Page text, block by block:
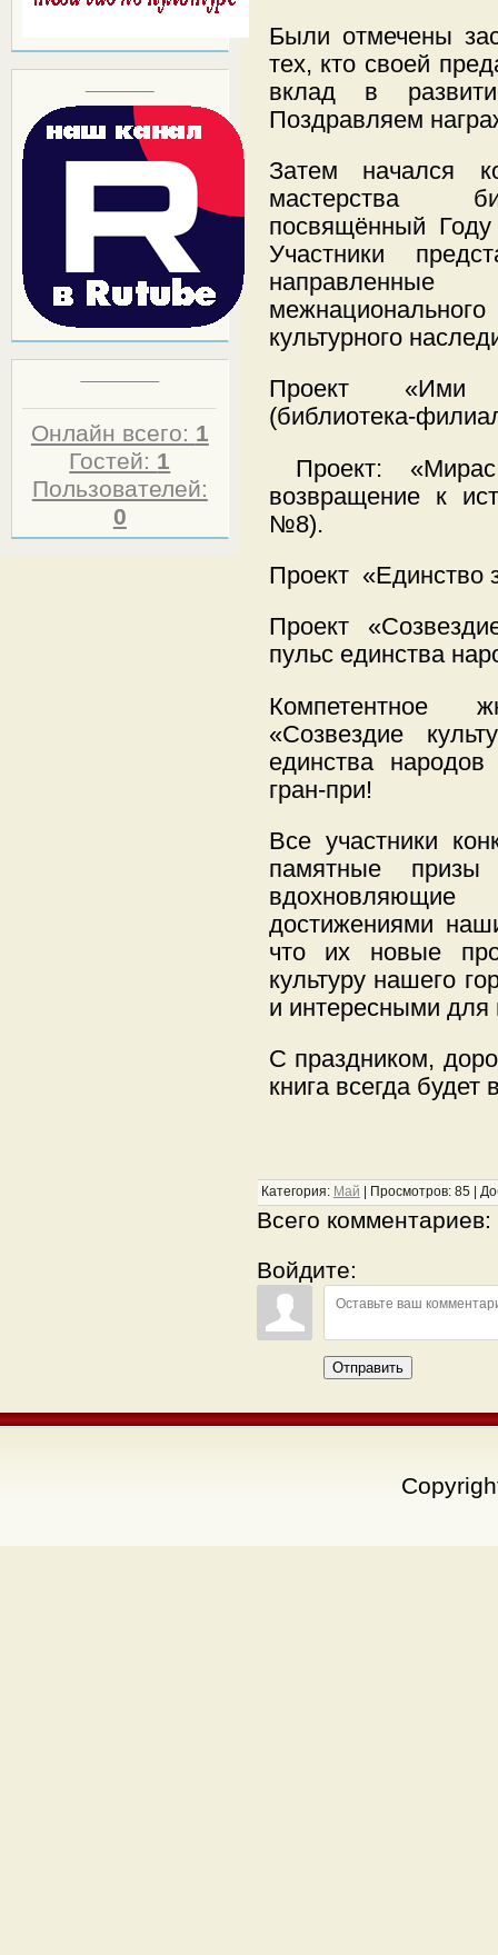
Онлайн всего: 1
Гостей: 1
Пользователей:
0
Были отмечены
тех, кто своей
вклад в
Поздравляем
Затем начался
мастерства
посвящённый
Участники
культурного
Проект «Ими
(библиотека-
Проект:
возвращение к
№8).
Проект «Единство
Проект
пульс единства
Компетентное
«Созвездие
единства
гран-при!
Все участники
памятные
достижениями
что их новые
культуру нашего
и интересными для
С праздником,
книга всегда
Категория: Май Просмотров: 85|
Всего комментариев:
Войдите:
Отправить